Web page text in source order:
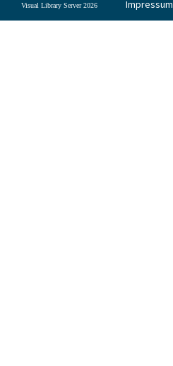
Impressum
Visual Library Server 2026